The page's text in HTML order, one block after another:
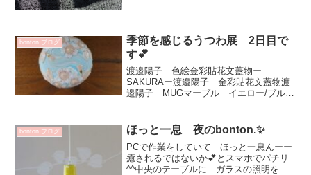
bonton.ブログ
季節を感じるうつわ展 2日目で
す💕
渡邉陽子 色絵金彩貼花文蓋物ー
SAKURAー渡邉陽子 金彩貼花文蓋物渡
邉陽子 MUGマーブル イエロー/ブルー
らして嬉しい♡新生活スタートされる
方 松平彩子さんのお茶...
bonton.ブログ ほっと一息 夜のbonton.✨
PCで作業をしていて ほっと一息んーー
癒されるではないか💕とスマホでパチリ
^^中央のテーブルに ガラスの照明を並